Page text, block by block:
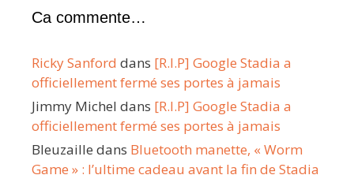
Ca commente…
Ricky Sanford dans [R.I.P] Google Stadia a
officiellement fermé ses portes à jamais
Jimmy Michel dans [R.I.P] Google Stadia a
officiellement fermé ses portes à jamais
Bleuzaille dans Bluetooth manette, « Worm
Game » : l’ultime cadeau avant la fin de Stadia